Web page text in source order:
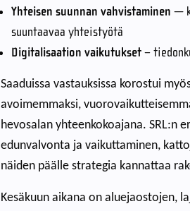
Yhteisen suunnan vahvistaminen —
suuntaavaa yhteistyötä
Digitalisaation vaikutukset–
Saaduissa vastauksissa korostui
avoimemmaksi,
hevosalan yhteenkokoajana. SRL:n
edunvalvonta ja vaikuttaminen,
näiden päälle strategia kannattaa
Kesäkuun aikana on aluejaostojen,